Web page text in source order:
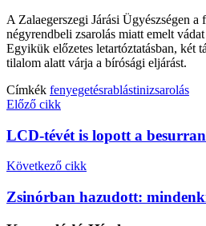
A Zalaegerszegi Járási Ügyészségen a
négyrendbeli zsarolás miatt emelt
Egyikük előzetes letartóztatásban, két
tilalom alatt várja a bírósági eljárást.
Címkék fenyegetésrablástinizsarolás
Előző cikk
LCD-tévét is lopott a
Következő cikk
Zsinórban hazudott: